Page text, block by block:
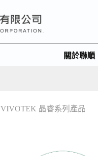
關於聯順
VIVOTEK 晶睿系列產品